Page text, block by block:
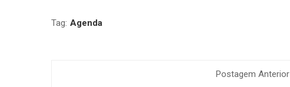
Tag: Agenda
Postagem Anterior